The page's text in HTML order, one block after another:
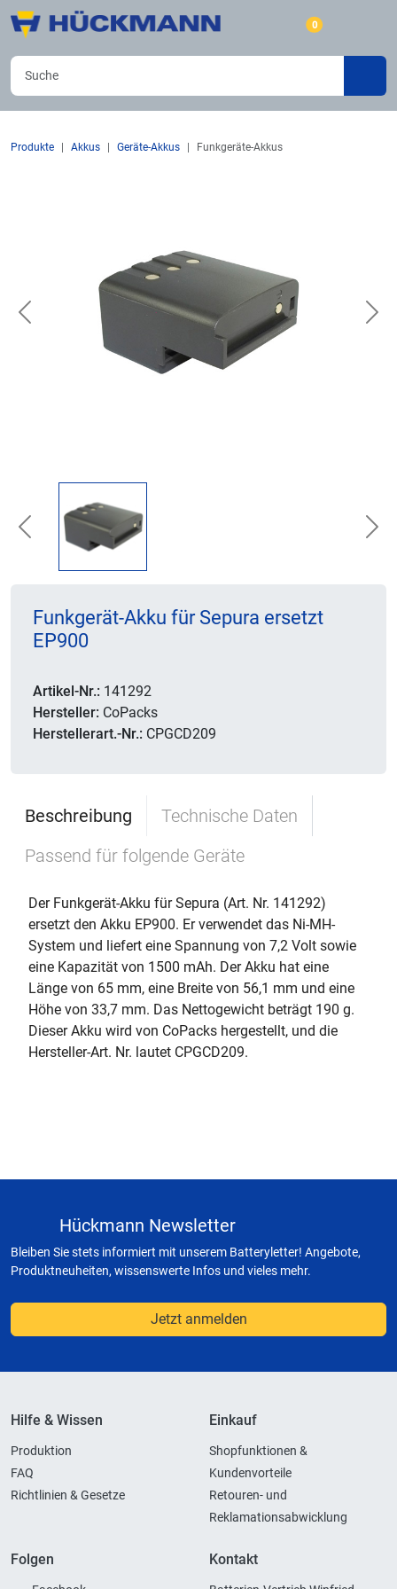
0
Produkte Akkus Geräte-Akkus Funkgeräte-Akkus
Previous
Previous
Funkgerät-Akku für Sepura ersetzt
EP900
Artikel-Nr.: 141292
Hersteller: CoPacks
Herstellerart.-Nr.: CPGCD209
Beschreibung
Technische Daten
Passend für folgende Geräte
Der Funkgerät-Akku für Sepura (Art. Nr. 141292)
ersetzt den Akku EP900. Er verwendet das Ni-MH-
System und liefert eine Spannung von 7,2 Volt sowie
eine Kapazität von 1500 mAh. Der Akku hat eine
Länge von 65 mm, eine Breite von 56,1 mm und eine
Höhe von 33,7 mm. Das Nettogewicht beträgt 190 g.
Dieser Akku wird von CoPacks hergestellt, und die
Hersteller-Art. Nr. lautet CPGCD209.
Hückmann Newsletter
Bleiben Sie stets informiert mit unserem Batteryletter! Angebote,
Produktneuheiten, wissenswerte Infos und vieles mehr.
Jetzt anmelden
Hilfe & Wissen
Produktion
FAQ
Richtlinien & Gesetze
Einkauf
Shopfunktionen &
Kundenvorteile
Retouren- und
Reklamationsabwicklung
Folgen Kontakt